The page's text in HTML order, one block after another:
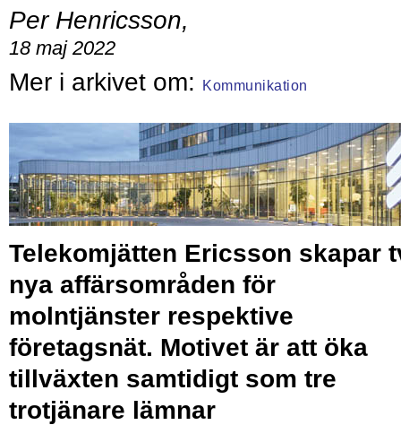
Per Henricsson,
18 maj 2022
Kommunikation
Telekomjätten Ericsson skapar
nya affärsområden för
molntjänster respektive
företagsnät. Motivet är att öka
tillväxten samtidigt som tre
trotjänare lämnar